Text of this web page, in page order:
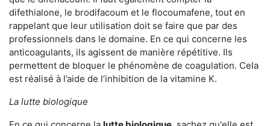
difethialone, le brodifacoum et le flocoumafene, tout en
rappelant que leur utilisation doit se faire que par des
professionnels dans le domaine. En ce qui concerne les
anticoagulants, ils agissent de manière répétitive. Ils
permettent de bloquer le phénomène de coagulation. Cela
est réalisé à l’aide de l’inhibition de la vitamine K.
La lutte biologique